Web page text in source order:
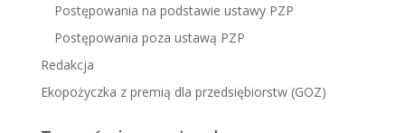
Postępowania na podstawie ustawy PZP
Postępowania poza ustawą PZP
Redakcja
Ekopożyczka z premią dla przedsiębiorstw (GOZ)